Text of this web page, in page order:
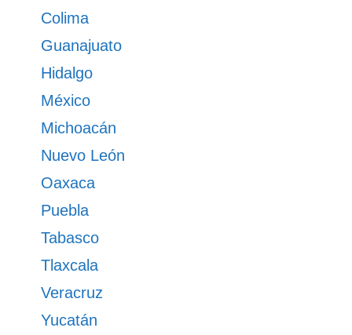
Colima
Guanajuato
Hidalgo
México
Michoacán
Nuevo León
Oaxaca
Puebla
Tabasco
Tlaxcala
Veracruz
Yucatán